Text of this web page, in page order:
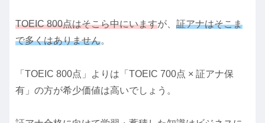
TOEIC 800点はそこら中にいますが、 証アナはそこま
で多くはありません。
「TOEIC 800点」よりは「TOEIC 700点 × 証アナ保
有」の方が希少価値は高いでしょう。